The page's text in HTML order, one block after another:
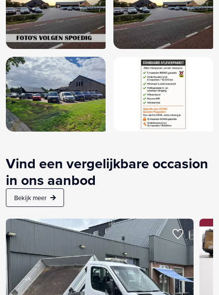
Vind een vergelijkbare occasion
in ons aanbod
Bekijk meer